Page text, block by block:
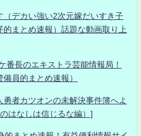
（デカい強い2次元嫁だいすき子
まとめ速報）話題な動画取り上
番長のエキストラ芸能情報局！
員的まとめ速報）
者カツオンの未解決事件簿へよ
はなしは信じるな編）]